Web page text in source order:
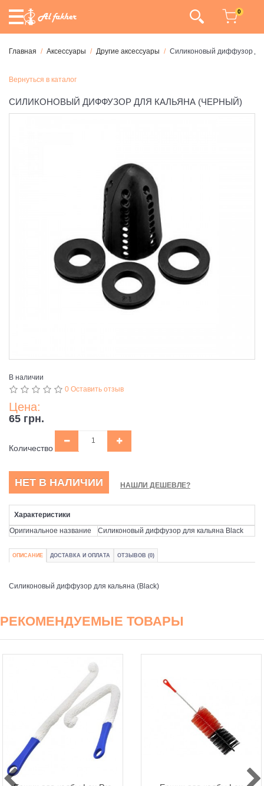
0
Главная Аксессуары Другие аксессуары Силиконовый диффузор
Вернуться в каталог
СИЛИКОНОВЫЙ ДИФФУЗОР ДЛЯ КАЛЬЯНА (ЧЕРНЫЙ)
В наличии
0 Оставить отзыв
Цена:
65 грн.
Количество
НЕТ В НАЛИЧИИ НАШЛИ ДЕШЕВЛЕ?
Характеристики
Оригинальное название
Силиконовый диффузор для кальяна Black
ОПИСАНИЕ ДОСТАВКА И ОПЛАТА ОТЗЫВОВ (0)
Силиконовый диффузор для кальяна (Black)
РЕКОМЕНДУЕМЫЕ ТОВАРЫ